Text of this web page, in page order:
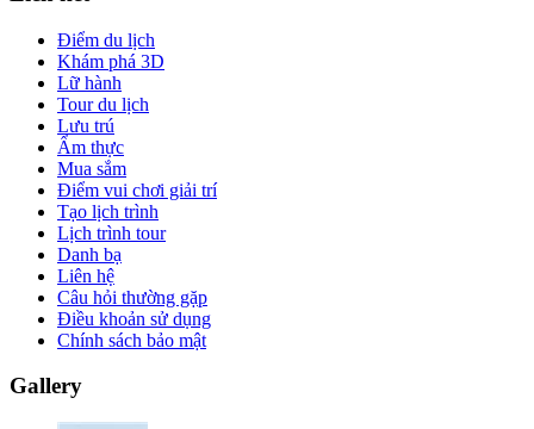
Điểm du lịch
Khám phá 3D
Lữ hành
Tour du lịch
Lưu trú
Ẩm thực
Mua sắm
Điểm vui chơi giải trí
Tạo lịch trình
Lịch trình tour
Danh bạ
Liên hệ
Câu hỏi thường gặp
Điều khoản sử dụng
Chính sách bảo mật
Gallery